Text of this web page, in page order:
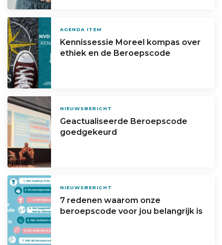
AGENDA ITEM
Kennissessie Moreel kompas over
ethiek en de Beroepscode
NIEUWSBERICHT
Geactualiseerde Beroepscode
goedgekeurd
NIEUWSBERICHT
7 redenen waarom onze
beroepscode voor jou belangrijk is